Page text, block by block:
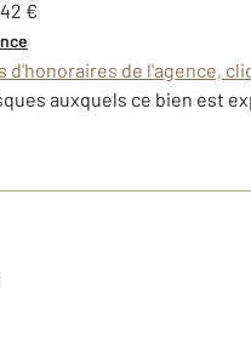
€
d'honoraires de l'agence,
auxquels ce bien est